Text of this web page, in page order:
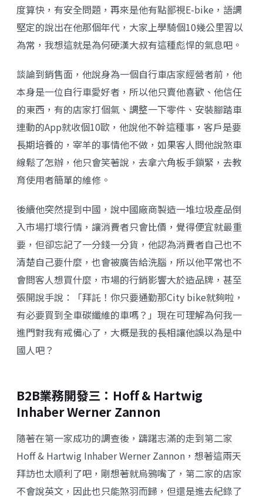
度算快，有安全問題，再來是他有點鄙視E-bike，語調
堅定的說出在他那個年代，大家上學騎個10幾公里習以
為常，我想這就是為何硬漢大叔有這種彪悍的氣息吧。
談論到銷售面，他說身為一個自行車店家經營者前，他
本身是一位自行車愛好者，所以他只賣他喜歡、他信任
的東西，有的店家打個氣、調整一下零件、安裝腳踏車
連動的App就收個10歐，他說他不幹這種事，客戶是要
長期培養的，宰羊的事情他不做，如果客人問他說煞車
線鬆了怎辦，他只會笑著說，去拿六角板手鎖緊，去教
育使用者簡單的維修。
後續他突然提到中國，說中國廠商製造一堆垃圾產品倒
入市場打壞行情，讓消費者只會比價，覺得便宜就最重
要，但卻忘記了一分錢一分貨，他認為消費者自己也不
清楚自己要什麼，也會被廣告給洗腦，所以他平常也不
會問客人想買什麼，市場的行銷影響大於造品牌，甚至
張開說手說：「拜託！你只要通勤那City bike就夠啦，
有必要買到全車碳纖維的車嗎？」現在可理解為何我一
進門對我有戒備心了，大概是我的長相讓他誤以為是中
國人吧？
B2B業務開發三： Hoff & Hartwig
Inhaber Werner Zannon
隨著在第一家成功的調查後，躊躇志滿的走到第二家
Hoff & Hartwig Inhaber Werner Zannon ，想著這兩天
拜訪也太順利了吧，剛想著就烏鴉嘴了，第二家的店家
不會說英文，因此也只能煞羽而歸，但還是進去紀錄了